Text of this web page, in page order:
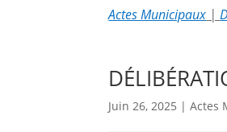
Actes Municipaux |
Juin 26, 2025 |Actes